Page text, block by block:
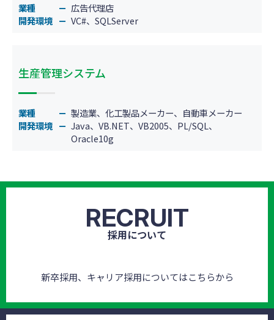
業種
広告代理店
開発環境
VC#、SQLServer
生産管理システム
業種
製造業、化工製品メーカー、自動車メーカー
開発環境
Java、VB.NET、VB2005、PL/SQL、
Oracle10g
RECRUIT
採用について
新卒採用、キャリア採用についてはこちらから